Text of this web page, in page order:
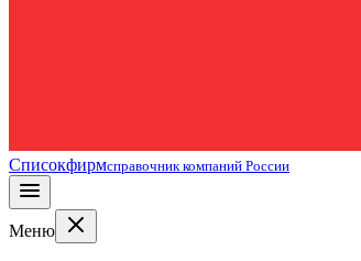
Списокфирмсправочник компаний России
Меню